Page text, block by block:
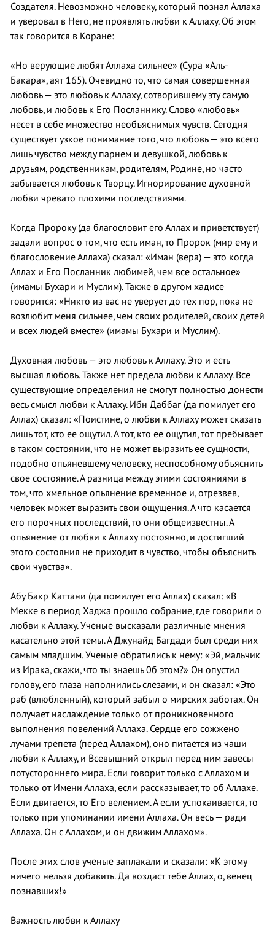
Создателя. Невозможно человеку, который познал Аллаха
и уверовал в Него, не проявлять любви к Аллаху. Об этом
так говорится в Коране:
«Но верующие любят Аллаха сильнее» (Сура «Аль-
Бакара», аят 165). Очевидно то, что самая совершенная
любовь — это любовь к Аллаху, сотворившему эту самую
любовь, и любовь к Его Посланнику. Слово «любовь»
несет в себе множество необъяснимых чувств. Сегодня
существует узкое понимание того, что любовь — это всего
лишь чувство между парнем и девушкой, любовь к
друзьям, родственникам, родителям, Родине, но часто
забывается любовь к Творцу. Игнорирование духовной
любви чревато плохими последствиями.
Когда Пророку (да благословит его Аллах и приветствует)
задали вопрос о том, что есть иман, то Пророк (мир ему и
благословение Аллаха) сказал: «Иман (вера) — это когда
Аллах и Его Посланник любимей, чем все остальное»
(имамы Бухари и Муслим). Также в другом хадисе
говорится: «Никто из вас не уверует до тех пор, пока не
возлюбит меня сильнее, чем своих родителей, своих детей
и всех людей вместе» (имамы Бухари и Муслим).
Духовная любовь — это любовь к Аллаху. Это и есть
высшая любовь. Также нет предела любви к Аллаху. Все
существующие определения не смогут полностью донести
весь смысл любви к Аллаху. Ибн Даббаг (да помилует его
Аллах) сказал: «Поистине, о любви к Аллаху может сказать
лишь тот, кто ее ощутил. А тот, кто ее ощутил, тот пребывает
в таком состоянии, что не может выразить ее сущности,
подобно опьяневшему человеку, неспособному объяснить
свое состояние. А разница между этими состояниями в
том, что хмельное опьянение временное и, отрезвев,
человек может выразить свои ощущения. А что касается
его порочных последствий, то они общеизвестны. А
опьянение от любви к Аллаху постоянно, и достигший
этого состояния не приходит в чувство, чтобы объяснить
свои чувства».
Абу Бакр Каттани (да помилует его Аллах) сказал: «В
Мекке в период Хаджа прошло собрание, где говорили о
любви к Аллаху. Ученые высказали различные мнения
касательно этой темы. А Джунайд Багдади был среди них
самым младшим. Ученые обратились к нему: «Эй, мальчик
из Ирака, скажи, что ты знаешь 0б этом?» Он опустил
голову, его глаза наполнились слезами, и он сказал: «Это
раб (влюбленный), который забыл о мирских заботах. Он
получает наслаждение только от проникновенного
выполнения повелений Аллаха. Сердце его сожжено
лучами трепета (перед Аллахом), оно питается из чаши
любви к Аллаху, и Всевышний открыл перед ним завесы
потустороннего мира. Если говорит только с Аллахом и
только от Имени Аллаха, если рассказывает, то об Аллахе.
Если двигается, то Его велением. А если успокаивается, то
только при упоминании имени Аллаха. Он весь — ради
Аллаха. Он с Аллахом, и он движим Аллахом».
После этих слов ученые заплакали и сказали: «К этому
ничего нельзя добавить. Да воздаст тебе Аллах, о, венец
познавших!»
Важность любви к Аллаху